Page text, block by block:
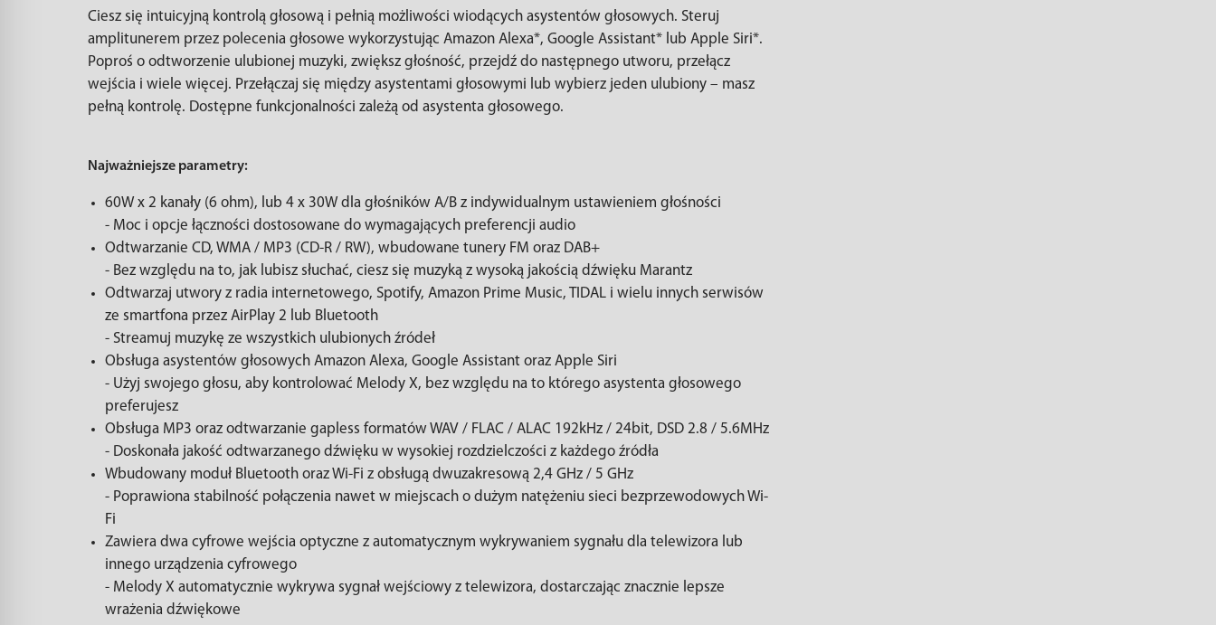
Ciesz się intuicyjną kontrolą głosową i pełnią możliwości wiodących asystentów głosowych. Steruj
amplitunerem przez polecenia głosowe wykorzystując Amazon Alexa*, Google Assistant* lub Apple Siri*.
Poproś o odtworzenie ulubionej muzyki, zwiększ głośność, przejdź do następnego utworu, przełącz
wejścia i wiele więcej. Przełączaj się między asystentami głosowymi lub wybierz jeden ulubiony – masz
pełną kontrolę. Dostępne funkcjonalności zależą od asystenta głosowego.
Najważniejsze parametry:
60W x 2 kanały (6 ohm), lub 4 x 30W dla głośników A/B z indywidualnym ustawieniem głośności
- Moc i opcje łączności dostosowane do wymagających preferencji audio
Odtwarzanie CD, WMA / MP3 (CD-R / RW), wbudowane tunery FM oraz DAB+
- Bez względu na to, jak lubisz słuchać, ciesz się muzyką z wysoką jakością dźwięku Marantz
Odtwarzaj utwory z radia internetowego, Spotify, Amazon Prime Music, TIDAL i wielu innych serwisów
ze smartfona przez AirPlay 2 lub Bluetooth
- Streamuj muzykę ze wszystkich ulubionych źródeł
Obsługa asystentów głosowych Amazon Alexa, Google Assistant oraz Apple Siri
- Użyj swojego głosu, aby kontrolować Melody X, bez względu na to którego asystenta głosowego
preferujesz
Obsługa MP3 oraz odtwarzanie gapless formatów WAV / FLAC / ALAC 192kHz / 24bit, DSD 2.8 / 5.6MHz
- Doskonała jakość odtwarzanego dźwięku w wysokiej rozdzielczości z każdego źródła
Wbudowany moduł Bluetooth oraz Wi-Fi z obsługą dwuzakresową 2,4 GHz / 5 GHz
- Poprawiona stabilność połączenia nawet w miejscach o dużym natężeniu sieci bezprzewodowych Wi-
Fi
Zawiera dwa cyfrowe wejścia optyczne z automatycznym wykrywaniem sygnału dla telewizora lub
innego urządzenia cyfrowego
- Melody X automatycznie wykrywa sygnał wejściowy z telewizora, dostarczając znacznie lepsze
wrażenia dźwiękowe